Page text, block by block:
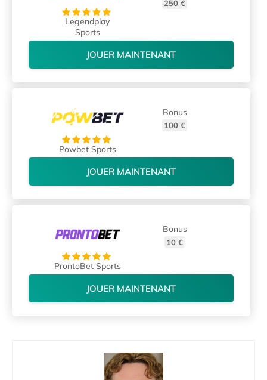
Legendplay
Sports
250 €
JOUER MAINTENANT
Powbet Sports
Bonus
100 €
JOUER MAINTENANT
ProntoBet Sports
Bonus
10 €
JOUER MAINTENANT